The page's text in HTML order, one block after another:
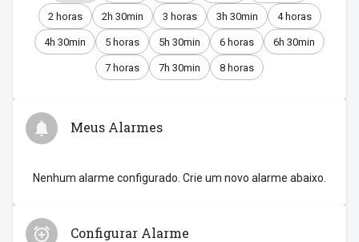
2 horas 2h 30min 3 horas 3h 30min 4 horas
4h 30min 5 horas 5h 30min 6 horas 6h 30min
7 horas 7h 30min 8 horas
Meus Alarmes
Nenhum alarme configurado. Crie um novo alarme abaixo.
Configurar Alarme